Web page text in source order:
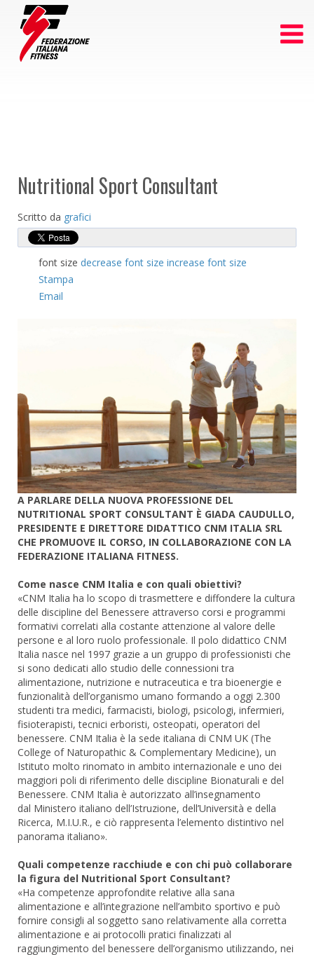
Nutritional Sport Consultant
Scritto da grafici
font size decrease font size increase font size
Stampa
Email
A PARLARE DELLA NUOVA PROFESSIONE DEL
NUTRITIONAL SPORT CONSULTANT È GIADA CAUDULLO,
PRESIDENTE E DIRETTORE DIDATTICO CNM ITALIA SRL
CHE PROMUOVE IL CORSO, IN COLLABORAZIONE CON LA
FEDERAZIONE ITALIANA FITNESS.
Come nasce CNM Italia e con quali obiettivi?
«CNM Italia ha lo scopo di trasmettere e diffondere la cultura
delle discipline del Benessere attraverso corsi e programmi
formativi correlati alla costante attenzione al valore delle
persone e al loro ruolo professionale. Il polo didattico CNM
Italia nasce nel 1997 grazie a un gruppo di professionisti che
si sono dedicati allo studio delle connessioni tra
alimentazione, nutrizione e nutraceutica e tra bioenergie e
funzionalità dell’organismo umano formando a oggi 2.300
studenti tra medici, farmacisti, biologi, psicologi, infermieri,
fisioterapisti, tecnici erboristi, osteopati, operatori del
benessere. CNM Italia è la sede italiana di CNM UK (The
College of Naturopathic & Complementary Medicine), un
Istituto molto rinomato in ambito internazionale e uno dei
maggiori poli di riferimento delle discipline Bionaturali e del
Benessere. CNM Italia è autorizzato all’insegnamento
dal Ministero italiano dell’Istruzione, dell’Università e della
Ricerca, M.I.U.R., e ciò rappresenta l’elemento distintivo nel
panorama italiano».
Quali competenze racchiude e con chi può collaborare
la figura del Nutritional Sport Consultant?
«Ha competenze approfondite relative alla sana
alimentazione e all’integrazione nell’ambito sportivo e può
fornire consigli al soggetto sano relativamente alla corretta
alimentazione e ai protocolli pratici finalizzati al
raggiungimento del benessere dell’organismo utilizzando, nei